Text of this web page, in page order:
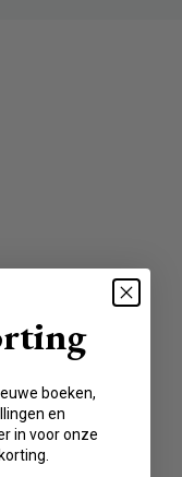
boeken,
en
in voor onze